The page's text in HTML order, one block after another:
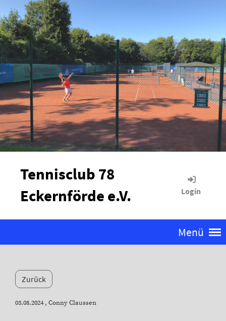
Tennisclub 78
Eckernförde e.V.
Login
Menü
Zurück
03.08.2024, Conny Claussen